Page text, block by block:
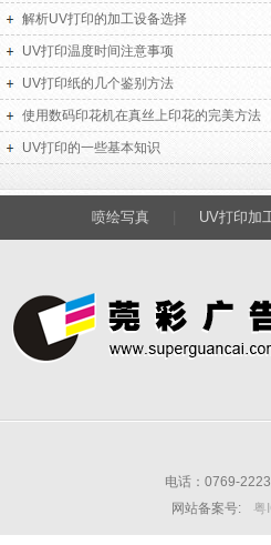
解析UV打印的加工设备选择
UV打印温度时间注意事项
UV打印纸的几个鉴别方法
使用数码印花机在真丝上印花的完美方法
UV打印的一些基本知识
喷绘写真 UV打印加
电话：0769-
网站备案号:
粤